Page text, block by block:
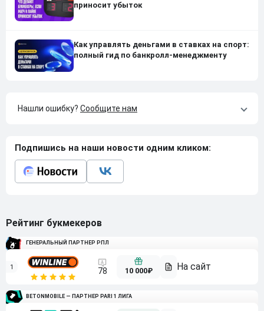
приносит убыток
Как управлять деньгами в ставках на спорт:
полный гид по банкролл-менеджменту
Нашли ошибку? Сообщите нам
Подпишись на наши новости одним кликом:
Рейтинг букмекеров
ГЕНЕРАЛЬНЫЙ ПАРТНЕР РПЛ
1 78 10 000₽
BETONMOBILE — ПАРТНЕР PARI 1 ЛИГА